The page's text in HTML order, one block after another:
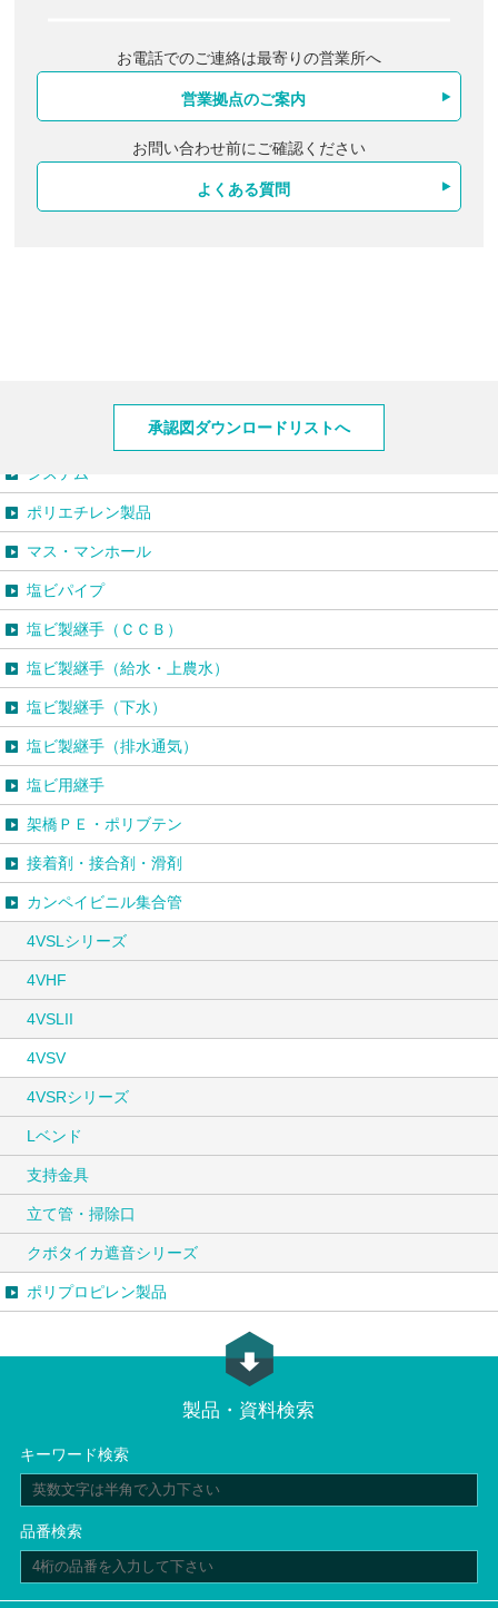
お電話でのご連絡は最寄りの営業所へ
営業拠点のご案内
お問い合わせ前にご確認ください
よくある質問
承認図ダウンロードリストへ
システム
ポリエチレン製品
マス・マンホール
塩ビパイプ
塩ビ製継手（ＣＣＢ）
塩ビ製継手（給水・上農水）
塩ビ製継手（下水）
塩ビ製継手（排水通気）
塩ビ用継手
架橋ＰＥ・ポリブテン
接着剤・接合剤・滑剤
カンペイビニル集合管
4VSLシリーズ
4VHF
4VSLII
4VSV
4VSRシリーズ
Lベンド
支持金具
立て管・掃除口
クボタイカ遮音シリーズ
ポリプロピレン製品
製品・資料検索
キーワード検索
品番検索